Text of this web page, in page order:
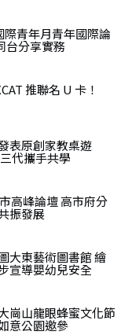
青年月青年國際論
台分享實務
推聯名 U 卡！
表原創家教桌遊
代攜手共學
高峰論壇 高市府分
振發展
大東藝術圖書館 繪
宣導嬰幼兒安全
崗山龍眼蜂蜜文化節
意公園邀參